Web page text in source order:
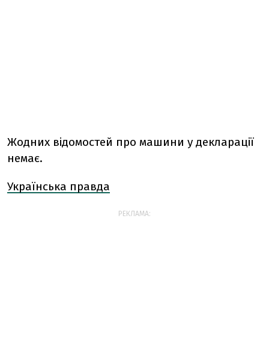
Жодних відомостей про машини у декларації
немає.
Українська правда
РЕКЛАМА: